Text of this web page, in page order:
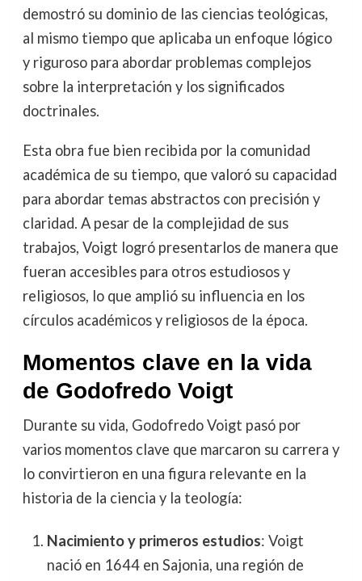
demostró su dominio de las ciencias teológicas,
al mismo tiempo que aplicaba un enfoque lógico
y riguroso para abordar problemas complejos
sobre la interpretación y los significados
doctrinales.
Esta obra fue bien recibida por la comunidad
académica de su tiempo, que valoró su capacidad
para abordar temas abstractos con precisión y
claridad. A pesar de la complejidad de sus
trabajos, Voigt logró presentarlos de manera que
fueran accesibles para otros estudiosos y
religiosos, lo que amplió su influencia en los
círculos académicos y religiosos de la época.
Momentos clave en la vida
de Godofredo Voigt
Durante su vida, Godofredo Voigt pasó por
varios momentos clave que marcaron su carrera y
lo convirtieron en una figura relevante en la
historia de la ciencia y la teología:
Nacimiento y primeros estudios: Voigt
nació en 1644 en Sajonia, una región de